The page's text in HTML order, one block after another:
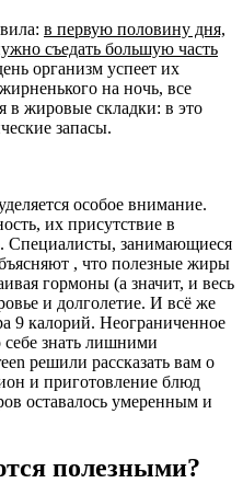
в первую половину дня,
съедать большую часть
организм успеет их
на ночь, все
в жировые складки: в это
запасы.
особое внимание.
их присутствие в
Специалисты, занимающиеся
, что полезные жиры
гормоны (а значит, и весь
и долголетие. И всё же
9 калорий. Неограниченное
себе знать лишними
решили рассказать вам о
и приготовление блюд
оставалось умеренным и
полезными?